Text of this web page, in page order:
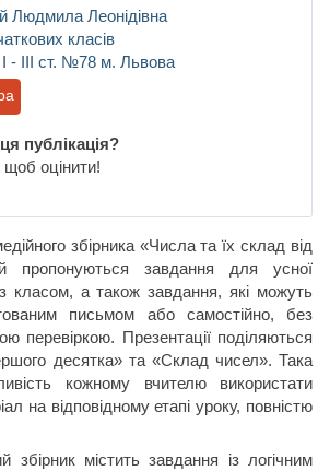
Людмила Леонідівна
класів
- ІІІ ст. №78 м. Львова
публікація?
щоб оцінити!
збірника «Числа та їх склад від
завдання для усної
класом, а також завдання, які можуть
письмом або самостійно, без
перевіркою. Презентації поділяються
десятка» та «Склад чисел». Така
кожному вчителю використати
на відповідному етапі уроку, повністю
збірник містить завдання із логічним